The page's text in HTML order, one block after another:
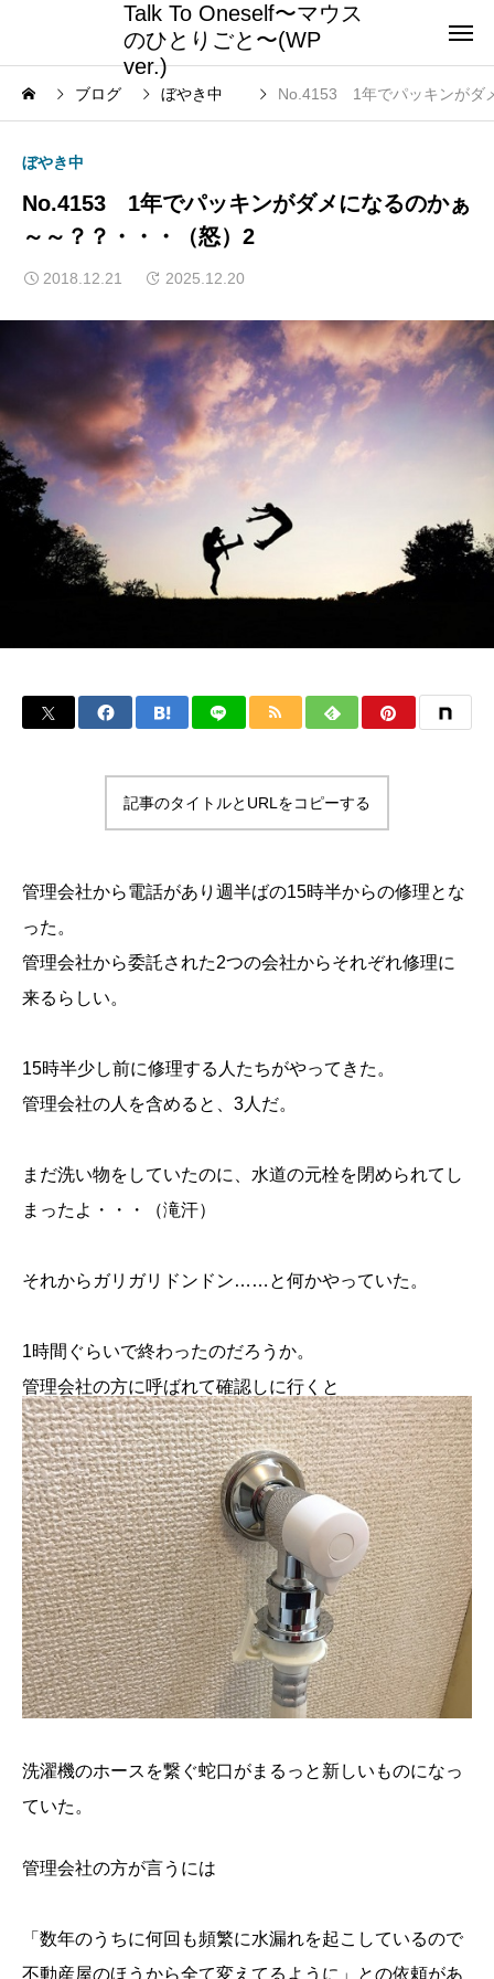
Talk To Oneself〜マウス
のひとりごと〜(WP
ver.)
ブログ ぼやき中 No.4153 1年でパッキンがダ
ぼやき中
No.4153 1年でパッキンがダメになるのかぁ
～～？？・・・（怒）2
2018.12.21 2025.12.20
記事のタイトルとURLをコピーする
管理会社から電話があり週半ばの15時半からの修理とな
った。
管理会社から委託された2つの会社からそれぞれ修理に
来るらしい。
15時半少し前に修理する人たちがやってきた。
管理会社の人を含めると、3人だ。
まだ洗い物をしていたのに、水道の元栓を閉められてし
まったよ・・・（滝汗）
それからガリガリドンドン……と何かやっていた。
1時間ぐらいで終わったのだろうか。
管理会社の方に呼ばれて確認しに行くと
洗濯機のホースを繋ぐ蛇口がまるっと新しいものになっ
ていた。
管理会社の方が言うには
「数年のうちに何回も頻繁に水漏れを起こしているので
不動産屋のほうから全て変えてるように」との依頼があ